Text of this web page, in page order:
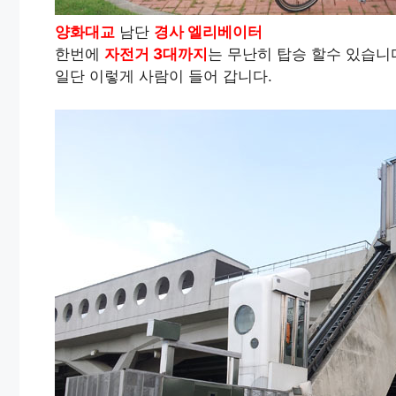
양화대교 남단 경사 엘리베이터
한번에 자전거 3대까지는 무난히 탑승 할수 있습니
일단 이렇게 사람이 들어 갑니다.